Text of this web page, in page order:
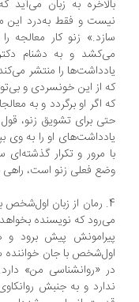
به زبان می‌آید که
و فقط به‌درد این
زنو کار معالجه را
و به دشنام دکتر
را منتشر می‌کند و
از این خونسردی و بی‌توجهی
اگر او برگردد و به معالجات
برای تشویق زنو، قول
او را به وی
مرور و تکرار گذشته‌ای
فعلی زنو است، راهی به
4. رمان از زبان اول‌شخص
که نویسنده بخواهد تا
پیش برود و
با جان خواننده
«روانشناسی من» دارد.
و به جنبش روانکاوی فروید